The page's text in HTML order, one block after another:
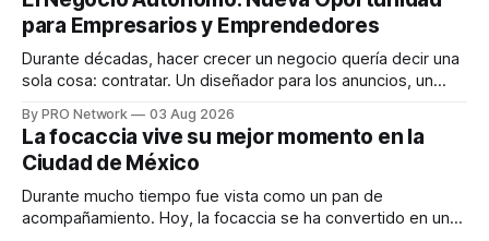
una entrevista para el podcast SER PRO, el especialista en
marketing digital explicó que
para Empresarios y Emprendedores
Durante décadas, hacer crecer un negocio quería decir una
sola cosa: contratar. Un diseñador para los anuncios, un
para los textos, alguien que supiera de publicidad digital
para encontrar prospectos, un vendedor para atender
llamadas y mensajes, y —con suerte— una persona
By PRO Network 03 Aug 2026
La focaccia vive su mejor momento en la
Ciudad de México
Durante mucho tiempo fue vista como un pan de
acompañamiento. Hoy, la focaccia se ha convertido en uno